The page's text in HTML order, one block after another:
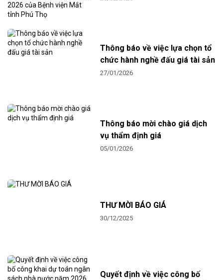
Thông báo về việc lựa chọn tổ
chức hành nghề đấu giá tài sản
27/01/2026
Thông báo mời chào giá dịch
vụ thẩm định giá
05/01/2026
THƯ MỜI BÁO GIÁ
30/12/2025
Quyết định về việc công bố